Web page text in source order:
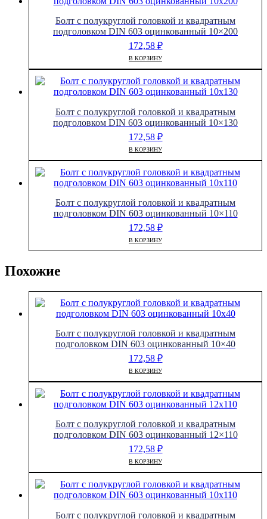
Болт с полукруглой головкой и квадратным
подголовком DIN 603 оцинкованный 10×200
172,58 ₽
В КОРЗИНУ
Болт с полукруглой головкой и квадратным
подголовком DIN 603 оцинкованный 10×130
172,58 ₽
В КОРЗИНУ
Болт с полукруглой головкой и квадратным
подголовком DIN 603 оцинкованный 10×110
172,58 ₽
В КОРЗИНУ
Похожие
Болт с полукруглой головкой и квадратным
подголовком DIN 603 оцинкованный 10×40
172,58 ₽
В КОРЗИНУ
Болт с полукруглой головкой и квадратным
подголовком DIN 603 оцинкованный 12×110
172,58 ₽
В КОРЗИНУ
Болт с полукруглой головкой и квадратным